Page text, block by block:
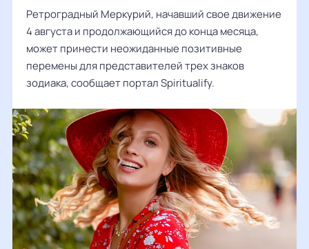
Ретроградный Меркурий, начавший свое движение
4 августа и продолжающийся до конца месяца,
может принести неожиданные позитивные
перемены для представителей трех знаков
зодиака, сообщает портал Spiritualify.